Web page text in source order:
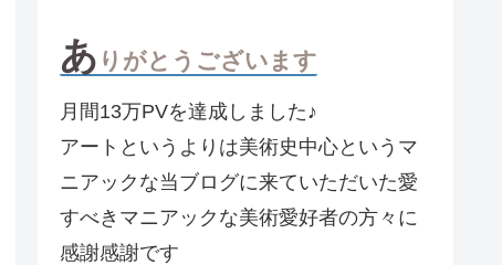
あ りがとうございます
月間13万PVを達成しました♪
アートというよりは美術史中心というマ
ニアックな当ブログに来ていただいた愛
すべきマニアックな美術愛好者の方々に
感謝感謝です